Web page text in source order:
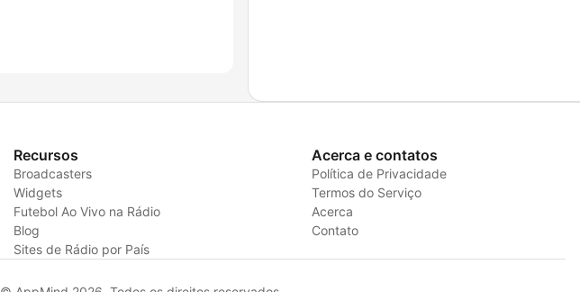
Recursos
Broadcasters
Widgets
Futebol Ao Vivo na Rádio
Blog
Sites de Rádio por País
Acerca e contatos
Política de Privacidade
Termos do Serviço
Acerca
Contato